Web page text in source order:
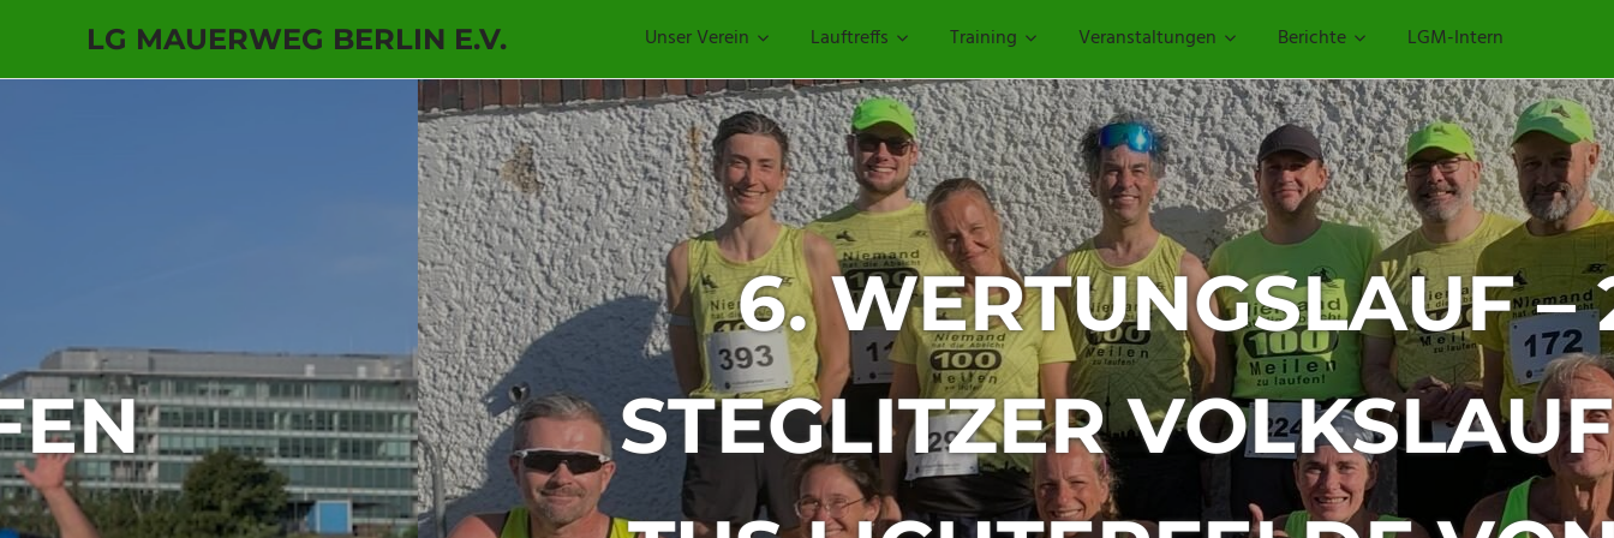
Zum
LG MAUERWEG BERLIN E.V. Unser Verein Lauftreffs Training Veranstaltungen Berichte LGM-Intern
6. WERTUNGSLAUF – 29.
STEGLITZER VOLKSLAUF VOM